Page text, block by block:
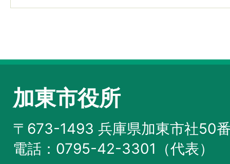
加東市役所
〒673-1493 兵庫県加東市社50
電話：0795-42-3301（代表）